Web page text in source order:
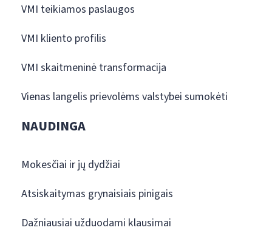
VMI teikiamos paslaugos
VMI kliento profilis
VMI skaitmeninė transformacija
Vienas langelis prievolėms valstybei sumokėti
NAUDINGA
Mokesčiai ir jų dydžiai
Atsiskaitymas grynaisiais pinigais
Dažniausiai užduodami klausimai